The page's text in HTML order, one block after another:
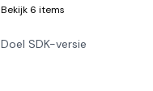
Bekijk 6 items
Doel SDK-versie